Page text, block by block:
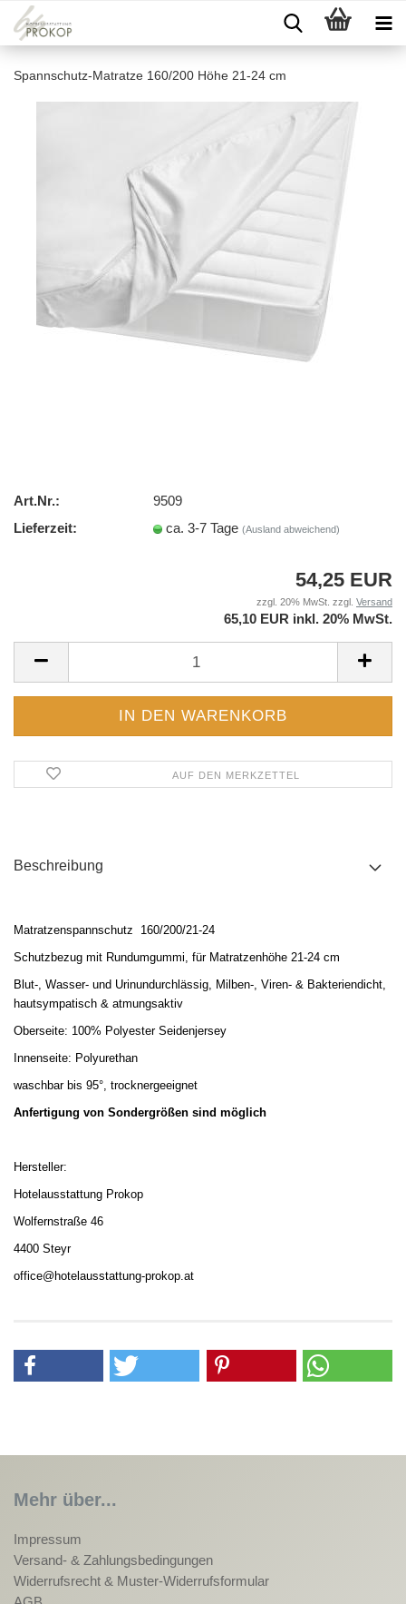
Spannschutz-Matratze 160/200 Höhe 21-24 cm
Art.Nr.:
9509
Lieferzeit:
ca. 3-7 Tage(Ausland abweichend)
54,25 EUR
zzgl. 20% MwSt. zzgl. Versand
65,10 EUR inkl. 20% MwSt.
AUF DEN MERKZETTEL
Beschreibung
Matratzenspannschutz 160/200/21-24
Schutzbezug mit Rundumgummi, für Matratzenhöhe 21-24 cm
Blut-, Wasser- und Urinundurchlässig, Milben-, Viren- & Bakteriendicht,
hautsympatisch & atmungsaktiv
Oberseite: 100% Polyester Seidenjersey
Innenseite: Polyurethan
waschbar bis 95°, trocknergeeignet
Anfertigung von Sondergrößen sind möglich
Hersteller:
Hotelausstattung Prokop
Wolfernstraße 46
4400 Steyr
office@hotelausstattung-prokop.at
Mehr über...
Impressum
Versand- & Zahlungsbedingungen
Widerrufsrecht & Muster-Widerrufsformular